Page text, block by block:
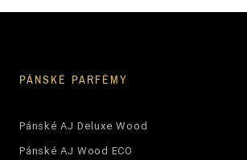
PÁNSKÉ PARFÉMY
Pánské AJ Deluxe Wood
Pánské AJ Wood ECO